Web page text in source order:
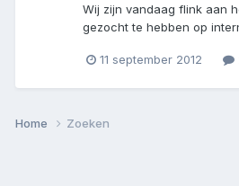
Wij zijn vandaag flink aan
gezocht te hebben op
11 september 2012
Home Zoeken